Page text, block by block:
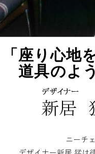
「座り心地
道具のよ